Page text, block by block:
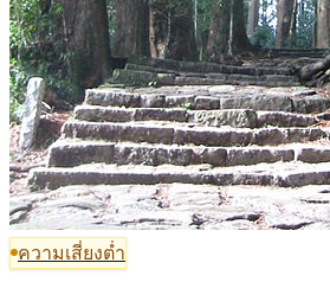
ความเสี่ยงต่ำ